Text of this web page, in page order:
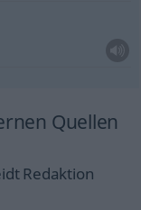
Quellen
Redaktion